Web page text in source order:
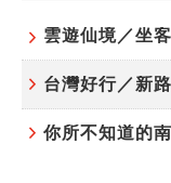
雲遊仙境／坐
你所不知道的